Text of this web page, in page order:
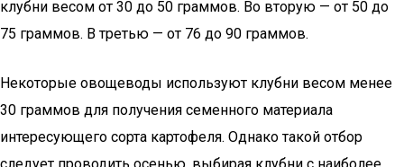
клубни весом от 30 до 50 граммов. Во вторую — от 50 до
75 граммов. В третью — от 76 до 90 граммов.
Некоторые овощеводы используют клубни весом менее
30 граммов для получения семенного материала
интересующего сорта картофеля. Однако такой отбор